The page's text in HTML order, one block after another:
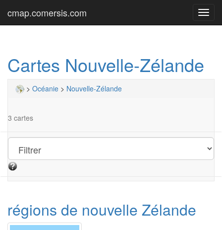
cmap.comersis.com
Cartes Nouvelle-Zélande
> Océanie > Nouvelle-Zélande
3 cartes
régions de nouvelle Zélande